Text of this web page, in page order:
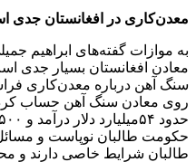
معدن‌‌‌کاری در افغانستان جدی
به موازات گفته‌‌‌های ابراهیم
معادن افغانستان بسیار جدی
سنگ آهن درباره معدن‌کاری
روی معادن سنگ آهن حساب
حکومت طالبان نوپاست و
طالبان شرایط خاصی دارند و